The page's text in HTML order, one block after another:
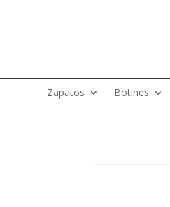
Zapatos Botines